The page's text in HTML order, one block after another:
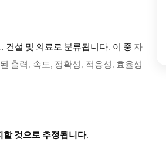
건설 및 의료로 분류됩니다. 이 중 자
출력, 속도, 정확성, 적응성, 효율성
할 것으로 추정됩니다.